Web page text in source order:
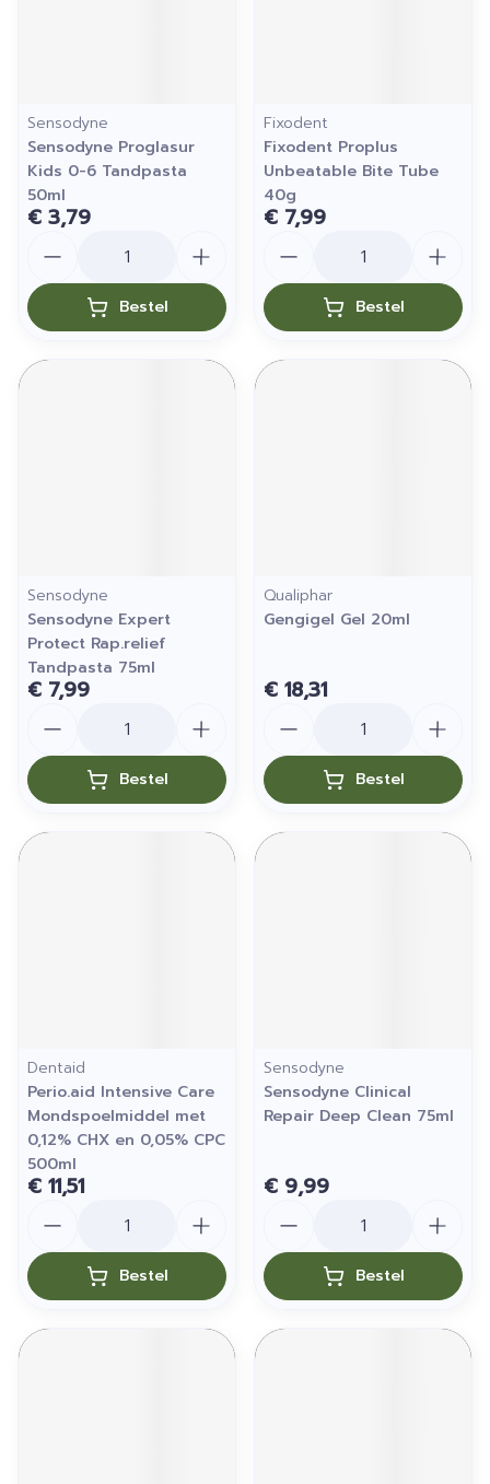
Sensodyne
Sensodyne Proglasur
Kids 0-6 Tandpasta
50ml
€ 3,79
Bestel
Fixodent
Fixodent Proplus
Unbeatable Bite Tube
40g
€ 7,99
Bestel
Sensodyne
Sensodyne Expert
Protect Rap.relief
Tandpasta 75ml
€ 7,99
Bestel
Qualiphar
Gengigel Gel 20ml
€ 18,31
Bestel
Dentaid
Perio.aid Intensive Care
Mondspoelmiddel met
0,12% CHX en 0,05% CPC
500ml
€ 11,51
Bestel
Sensodyne
Sensodyne Clinical
Repair Deep Clean 75ml
€ 9,99
Bestel